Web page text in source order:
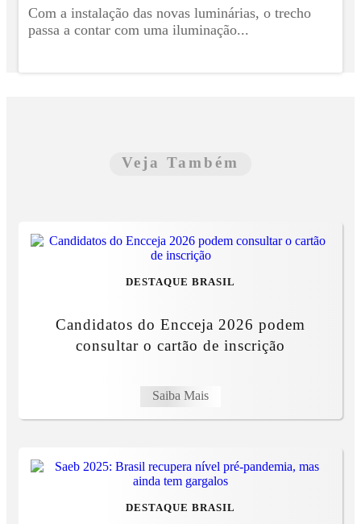
Com a instalação das novas luminárias, o trecho
passa a contar com uma iluminação...
Veja Também
DESTAQUE BRASIL
Candidatos do Encceja 2026 podem
consultar o cartão de inscrição
Saiba Mais
DESTAQUE BRASIL